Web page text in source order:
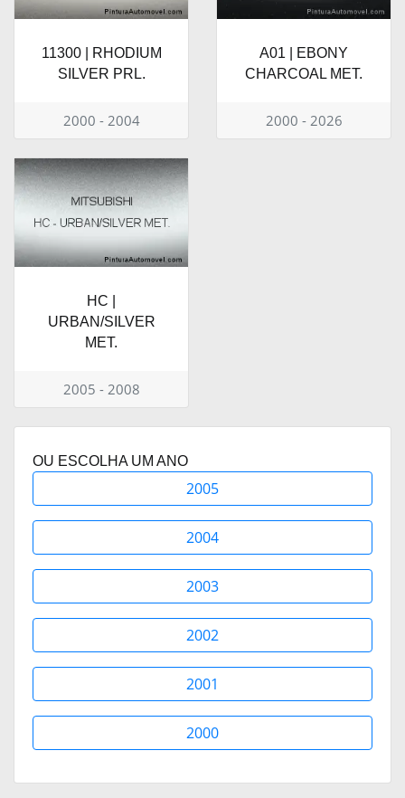
11300 | RHODIUM
SILVER PRL.
2000 - 2004
A01 | EBONY
CHARCOAL MET.
2000 - 2026
HC |
URBAN/SILVER
MET.
2005 - 2008
OU ESCOLHA UM ANO
2005
2004
2003
2002
2001
2000